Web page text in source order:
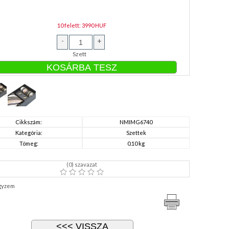
10 felett: 3990 HUF
- +
Szett
Cikkszám:
NMIMG6740
Kategória:
Szettek
Tömeg:
0.10 kg
(0) szavazat